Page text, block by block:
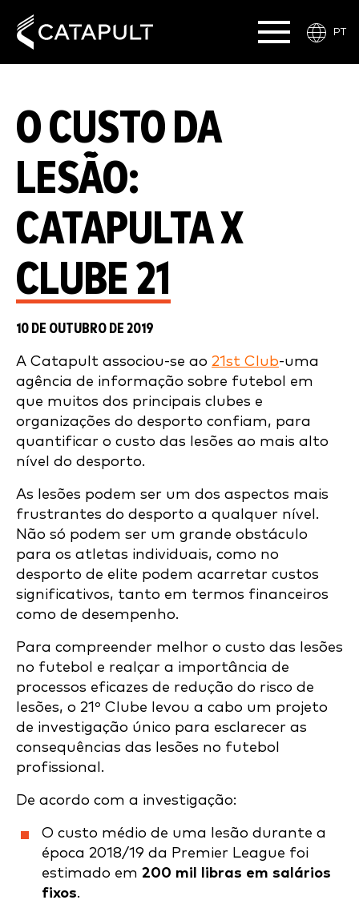
PT
O CUSTO DA
LESÃO:
CATAPULTA X
CLUBE 21
10 DE OUTUBRO DE 2019
A Catapult associou-se ao 21st Club-uma
agência de informação sobre futebol em
que muitos dos principais clubes e
organizações do desporto confiam, para
quantificar o custo das lesões ao mais alto
nível do desporto.
As lesões podem ser um dos aspectos mais
frustrantes do desporto a qualquer nível.
Não só podem ser um grande obstáculo
para os atletas individuais, como no
desporto de elite podem acarretar custos
significativos, tanto em termos financeiros
como de desempenho.
Para compreender melhor o custo das lesões
no futebol e realçar a importância de
processos eficazes de redução do risco de
lesões, o 21º Clube levou a cabo um projeto
de investigação único para esclarecer as
consequências das lesões no futebol
profissional.
De acordo com a investigação:
O custo médio de uma lesão durante a
época 2018/19 da Premier League foi
estimado em 200 mil libras em salários
fixos.